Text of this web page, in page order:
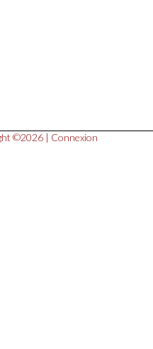
©2026 | Connexion